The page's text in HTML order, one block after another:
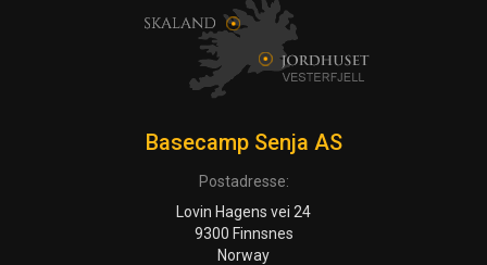
Basecamp Senja AS
Postadresse:
Lovin Hagens vei 24
9300 Finnsnes
Norway